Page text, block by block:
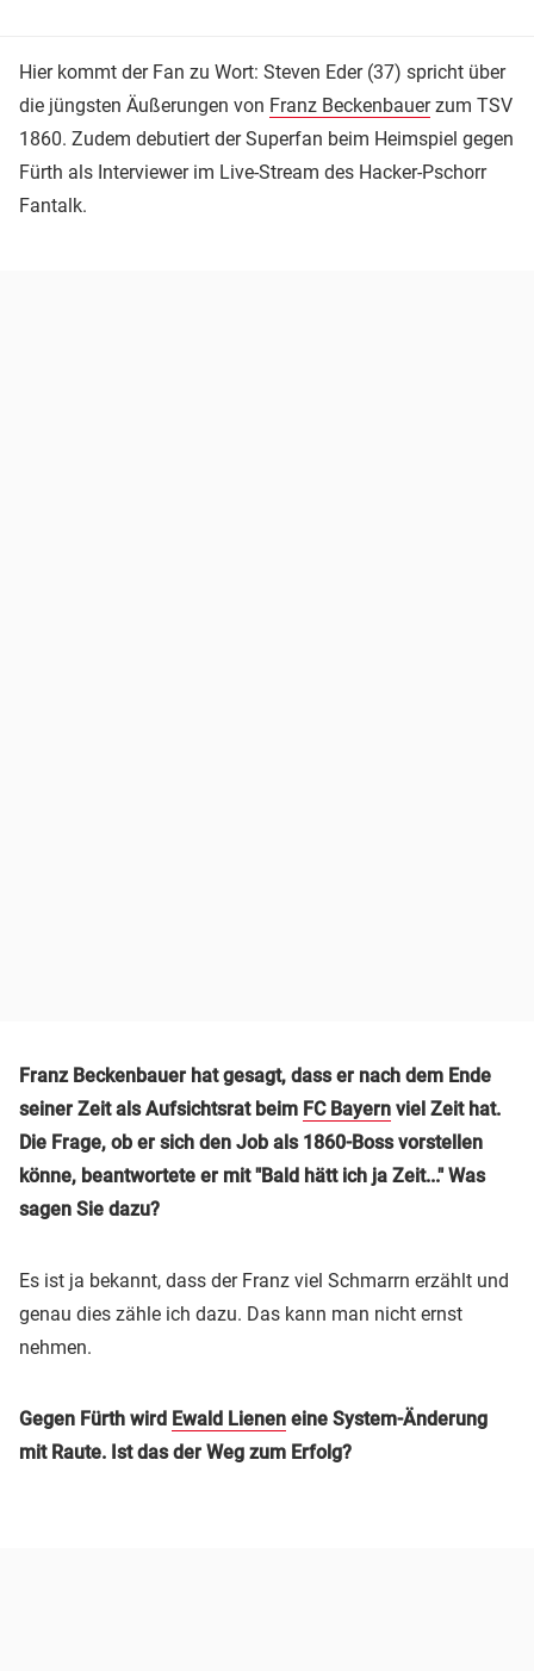
Hier kommt der Fan zu Wort: Steven Eder (37) spricht über
die jüngsten Äußerungen von Franz Beckenbauerzum TSV
1860. Zudem debutiert der Superfan beim Heimspiel gegen
Fürth als Interviewer im Live-Stream des Hacker-Pschorr
Fantalk.
Franz Beckenbauer hat gesagt, dass er nach dem Ende
seiner Zeit als Aufsichtsrat beim FC Bayern viel Zeit hat.
Die Frage, ob er sich den Job als 1860-Boss vorstellen
könne, beantwortete er mit "Bald hätt ich ja Zeit..." Was
sagen Sie dazu?
Es ist ja bekannt, dass der Franz viel Schmarrn erzählt und
genau dies zähle ich dazu. Das kann man nicht ernst
nehmen.
Gegen Fürth wird Ewald Lienen eine System-Änderung
mit Raute. Ist das der Weg zum Erfolg?